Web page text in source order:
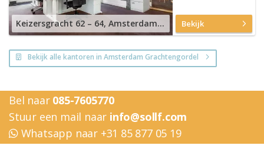
Keizersgracht 62 – 64, Amsterdam Grachtengordel Bekijk
Bekijk alle kantoren in Amsterdam Grachtengordel
Bel naar 085-7605770
Stuur een mail naar info@sollf.com
Whatsapp naar +31 85 877 05 19